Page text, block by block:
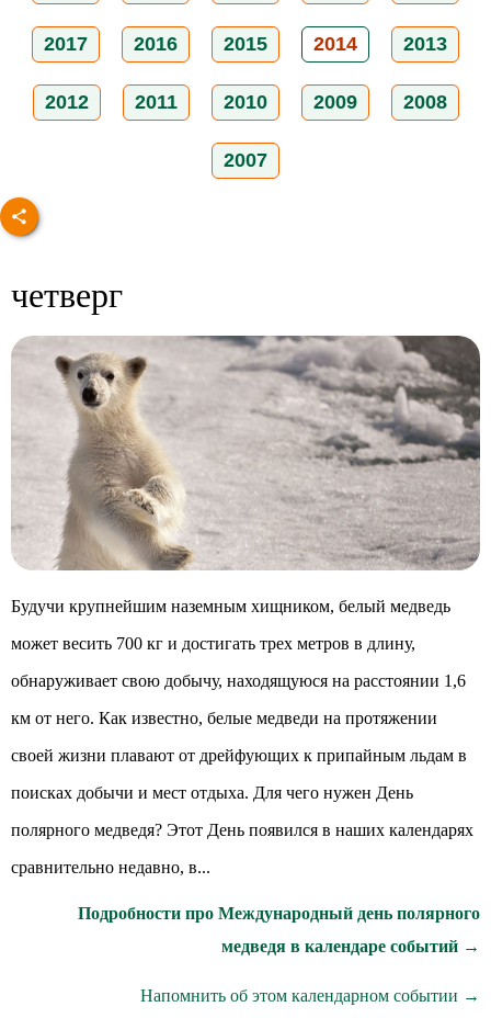
2017 2016 2015 2014 2013
2012 2011 2010 2009 2008
2007
четверг
Будучи крупнейшим наземным хищником, белый медведь
может весить 700 кг и достигать трех метров в длину,
обнаруживает свою добычу, находящуюся на расстоянии 1,6
км от него. Как известно, белые медведи на протяжении
своей жизни плавают от дрейфующих к припайным льдам в
поисках добычи и мест отдыха. Для чего нужен День
полярного медведя? Этот День появился в наших календарях
сравнительно недавно, в...
Подробности про Международный день полярного
медведя в календаре событий →
Напомнить об этом календарном событии →